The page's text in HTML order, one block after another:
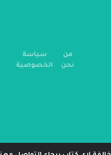
من
نحن
سياسة
الخصوصية